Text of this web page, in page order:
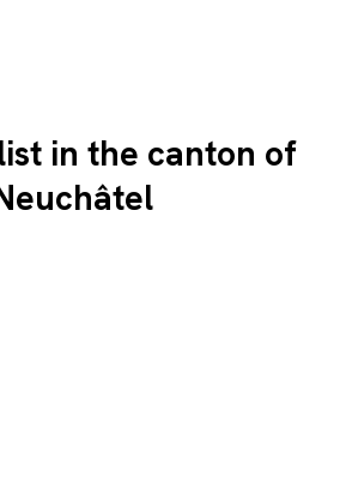
in the canton of